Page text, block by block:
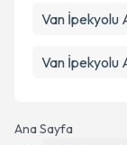
Ana Sayfa
Van İpekyolu
Van İpekyolu